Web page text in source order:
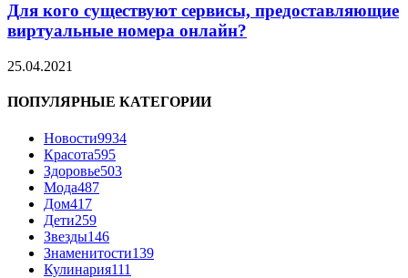
Для кого существуют сервисы, предоставляющие
виртуальные номера онлайн?
25.04.2021
ПОПУЛЯРНЫЕ КАТЕГОРИИ
Новости9934
Красота595
Здоровье503
Мода487
Дом417
Дети259
Звезды146
Знаменитости139
Кулинария111